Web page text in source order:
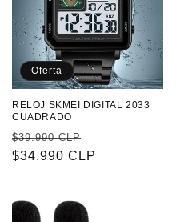
Oferta
RELOJ SKMEI DIGITAL 2033
CUADRADO
Precio
habitual
$39.990 CLP
de
$34.990 CLP